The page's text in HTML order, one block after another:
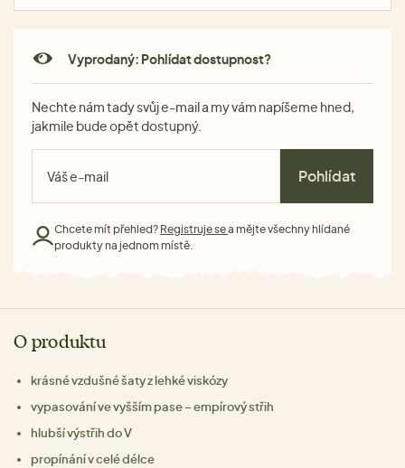
Vyprodaný: Pohlídat dostupnost?
Nechte nám tady svůj e-mail a my vám napíšeme hned,
jakmile bude opět dostupný.
Pohlídat
Chcete mít přehled? Registruje sea mějte všechny hlídané
produkty na jednom místě.
O produktu
krásné vzdušné šaty z lehké viskózy
vypasování ve vyšším pase – empírový střih
hlubší výstřih do V
propínání v celé délce